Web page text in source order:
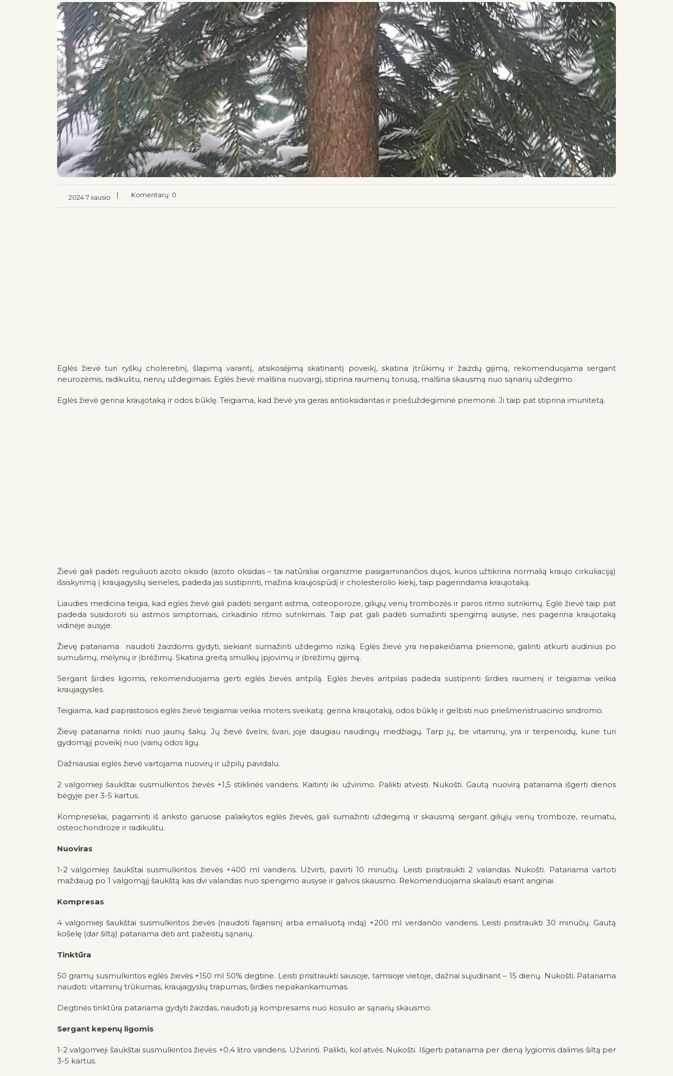
2024 7 sausio | Komentarų: 0
Eglės žievė turi ryškų choleretinį, šlapimą varantį, atsikosėjimą skatinantį poveikį, skatina įtrūkimų ir žaizdų gijimą, rekomenduojama sergant
neurozėmis, radikulitu, nervų uždegimais. Eglės žievė malšina nuovargį, stiprina raumenų tonusą, malšina skausmą nuo sąnarių uždegimo.
Eglės žievė gerina kraujotaką ir odos būklę. Teigiama, kad žievė yra geras antioksidantas ir priešuždegiminė priemonė. Ji taip pat stiprina imunitetą.
Žievė gali padėti reguliuoti azoto oksido (azoto oksidas – tai natūraliai organizme pasigaminančios dujos, kurios užtikrina normalią kraujo cirkuliaciją)
išsiskyrimą į kraujagyslių sieneles, padeda jas sustiprinti, mažina kraujospūdį ir cholesterolio kiekį, taip pagerindama kraujotaką.
Liaudies medicina teigia, kad eglės žievė gali padėti sergant astma, osteoporoze, giliųjų venų trombozės ir paros ritmo sutrikimų. Eglė žievė taip pat
padeda susidoroti su astmos simptomais, cirkadinio ritmo sutrikimais. Taip pat gali padėti sumažinti spengimą ausyse, nes pagerina kraujotaką
vidinėje ausyje.
Žievę patariama naudoti žaizdoms gydyti, siekiant sumažinti uždegimo riziką. Eglės žievė yra nepakeičiama priemonė, galinti atkurti audinius po
sumušimų, mėlynių ir įbrėžimų. Skatina greitą smulkių įpjovimų ir įbrėžimų gijimą.
Sergant širdies ligomis, rekomenduojama gerti eglės žievės antpilą. Eglės žievės antpilas padeda sustiprinti širdies raumenį ir teigiamai veikia
kraujagysles.
Teigiama, kad paprastosios eglės žievė teigiamai veikia moters sveikatą: gerina kraujotaką, odos būklę ir gelbsti nuo priešmenstruacinio sindromo.
Žievę patariama rinkti nuo jaunų šakų. Jų žievė švelni, švari, joje daugiau naudingų medžiagų. Tarp jų, be vitaminų, yra ir terpenoidų, kurie turi
gydomąjį poveikį nuo įvairių odos ligų.
Dažniausiai eglės žievė vartojama nuovirų ir užpilų pavidalu.
2 valgomieji šaukštai susmulkintos žievės +1,5 stiklinės vandens. Kaitinti iki užvirimo. Palikti atvėsti. Nukošti. Gautą nuovirą patariama išgerti dienos
bėgyje per 3-5 kartus.
Kompresėliai, pagaminti iš anksto garuose palaikytos eglės žievės, gali sumažinti uždegimą ir skausmą sergant giliųjų venų tromboze, reumatu,
osteochondroze ir radikulitu.
Nuoviras
1-2 valgomieji šaukštai susmulkintos žievės +400 ml vandens. Užvirti, pavirti 10 minučių. Leisti prisitraukti 2 valandas. Nukošti. Patariama vartoti
maždaug po 1 valgomąjį šaukštą kas dvi valandas nuo spengimo ausyse ir galvos skausmo. Rekomenduojama skalauti esant anginai.
Kompresas
4 valgomieji šaukštai susmulkintos žievės (naudoti fajansinį arba emaliuotą indą) +200 ml verdančio vandens. Leisti prisitraukti 30 minučių. Gautą
košelę (dar šiltą) patariama dėti ant pažeistų sąnarių.
Tinktūra
50 gramų susmulkintos eglės žievės +150 ml 50% degtine. Leisti prisitraukti sausoje, tamsioje vietoje, dažnai sujudinant – 15 dienų. Nukošti. Patariama
naudoti: vitaminų trūkumas, kraujagyslių trapumas, širdies nepakankamumas.
Degtinės tinktūra patariama gydyti žaizdas, naudoti ją kompresams nuo kosulio ar sąnarių skausmo.
Sergant kepenų ligomis
1-2 valgomieji šaukštai susmulkintos žievės +0,4 litro vandens. Užvirinti. Palikti, kol atvės. Nukošti. Išgerti patariama per dieną lygiomis dalimis šiltą per
3-5 kartus.